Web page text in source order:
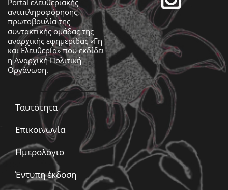
Portal ελευθεριακής
αντιπληροφόρησης,
πρωτοβουλία της
συντακτικής ομάδας της
αναρχικής εφημερίδας «Γη
και Ελευθερία» που εκδίδει
ηΑναρχική Πολιτική
Οργάνωση.
Ταυτότητα
Επικοινωνία
Ημερολόγιο
Έντυπη έκδοση